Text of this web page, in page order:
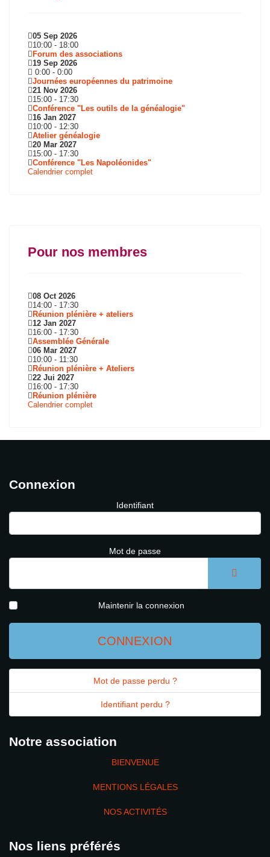
05 Sep 2026
10:00 - 18:00
Forum des associations
19 Sep 2026
0:00 - 0:00
Journées européennes du patrimoine
21 Nov 2026
15:00 - 17:30
Conférence "Les outils de la généalogie"
16 Jan 2027
10:00 - 12:30
Atelier généalogie
20 Mar 2027
15:00 - 17:30
Conférence "Les Napoléonides"
Calendrier complet
Pour nos membres
08 Oct 2026
14:00 - 17:30
Réunion plénière + ateliers
12 Jan 2027
16:00 - 17:30
Assemblée Générale
06 Mar 2027
10:00 - 11:30
Réunion plénière + Ateliers
22 Jui 2027
16:00 - 17:30
Réunion plénière
Calendrier complet
Connexion
Identifiant
Mot de passe
Maintenir la connexion
CONNEXION
Mot de passe perdu ?
Identifiant perdu ?
Notre association
BIENVENUE
MENTIONS LÉGALES
NOS ACTIVITÉS
Nos liens préférés